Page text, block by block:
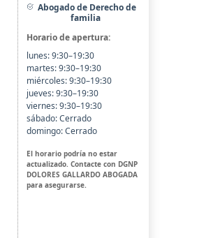
Abogado de Derecho de
familia
Horario de apertura:
lunes: 9:30–19:30
martes: 9:30–19:30
miércoles: 9:30–19:30
jueves: 9:30–19:30
viernes: 9:30–19:30
sábado: Cerrado
domingo: Cerrado
El horario podría no estar
actualizado. Contacte con DGNP
DOLORES GALLARDO ABOGADA
para asegurarse.